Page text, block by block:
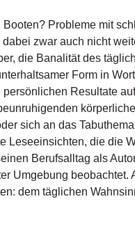
Probleme mit
zwar auch nicht
die Banalität des
Form in
Resultate
sich an das
Leseeinsichten, die die
Berufsalltag als
Umgebung beobachtet.
dem täglichen